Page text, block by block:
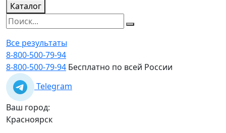
Каталог
Все результаты
8-800-500-79-94
8-800-500-79-94 Бесплатно по всей России
Telegram
Ваш город:
Красноярск